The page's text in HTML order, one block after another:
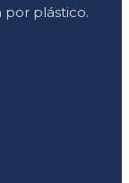
plástico.